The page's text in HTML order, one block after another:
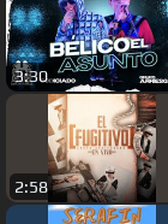
3:30
2:58